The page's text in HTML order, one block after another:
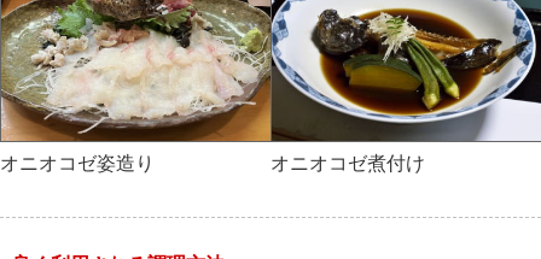
オニオコゼ姿造り オニオコゼ煮付け